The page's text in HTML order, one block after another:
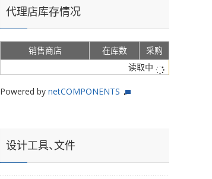
代理店库存情况
销售商店 在库数
采购
读取中
Powered by netCOMPONENTS
设计工具、文件